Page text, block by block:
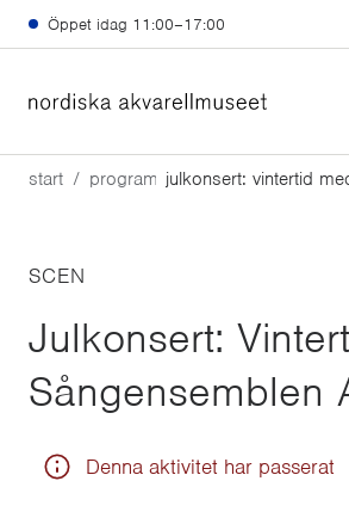
Hoppa till huvudinnehåll
Öppet idag 11:00–17:00
start program
SCEN
Julkonsert:
Sångensemblen
Denna aktivitet har passerat